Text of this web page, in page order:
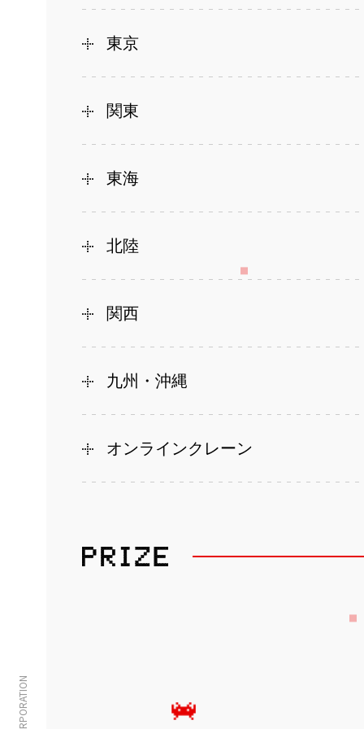
東京
関東
東海
北陸
関西
九州・沖縄
オンラインクレーン